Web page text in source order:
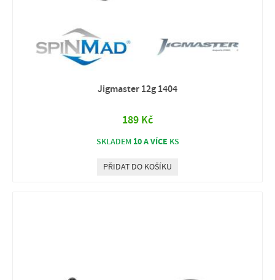
Jigmaster 12g 1404
189 Kč
SKLADEM 10 A VÍCE KS
PŘIDAT DO KOŠÍKU